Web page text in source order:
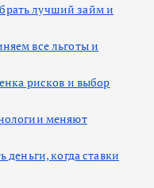
лучший займ и
все льготы и
рисков и выбор
меняют
деньги, когда ставки